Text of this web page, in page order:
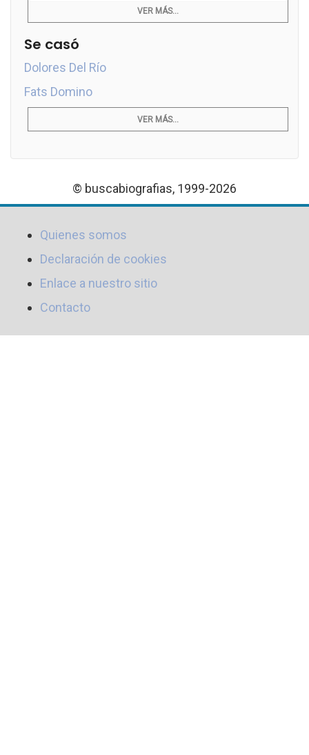
VER MÁS...
Se casó
Dolores Del Río
Fats Domino
VER MÁS...
© buscabiografias, 1999-2026
Quienes somos
Declaración de cookies
Enlace a nuestro sitio
Contacto